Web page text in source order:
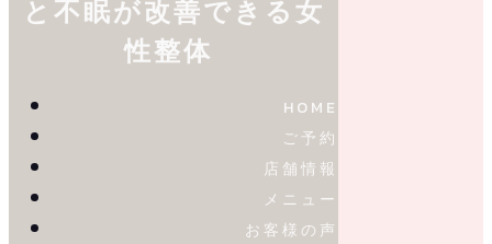
と不眠が改善できる女
性整体
HOME
ご予約
店舗情報
メニュー
お客様の声